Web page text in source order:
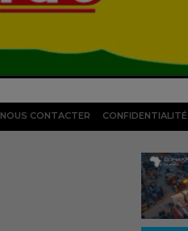
NOUS CONTACTER CONFIDENTIALITÉ